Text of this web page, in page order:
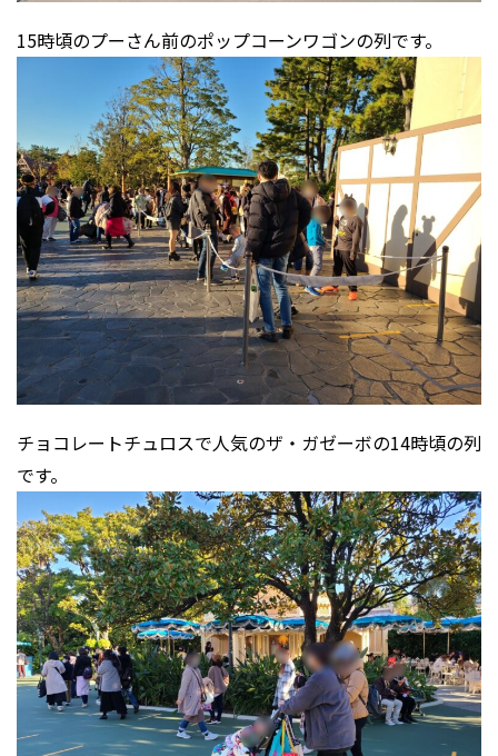
15時頃のプーさん前のポップコーンワゴンの列です。
チョコレートチュロスで人気のザ・ガゼーボの14時頃の列
です。